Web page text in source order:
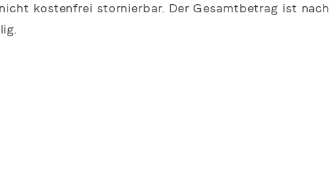
kostenfrei stornierbar. Der Gesamtbetrag ist nach